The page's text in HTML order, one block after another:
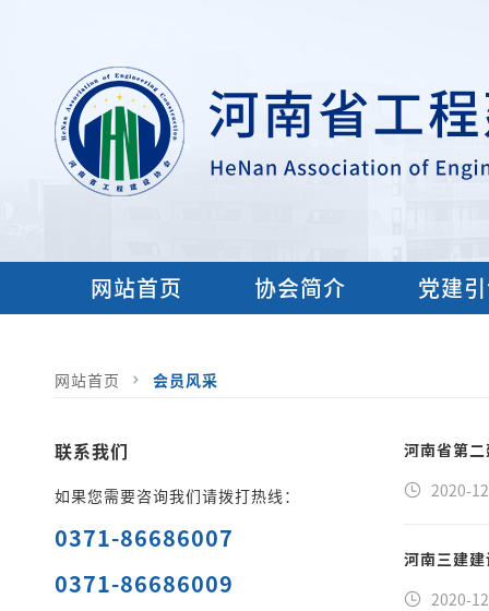
网站首页 协会简介 党建
网站首页 会员风采
联系我们
如果您需要咨询我们请拨打热线：
0371-86686007
0371-86686009
河南省第
2020-
河南三建
2020-